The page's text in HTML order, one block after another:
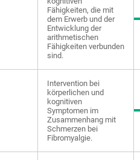
Fähigkeiten, die mit
dem Erwerb und der
Entwicklung der
arithmetischen
Fähigkeiten verbunden
sind.
Intervention bei
körperlichen und
kognitiven
Symptomen im
Zusammenhang mit
Schmerzen bei
Fibromyalgie.